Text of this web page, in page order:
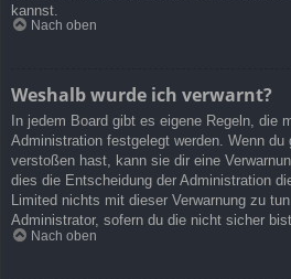
kannst.
Nach oben
Weshalb wurde ich verwarnt?
In jedem Board gibt es eigene Regeln, die
Administration festgelegt werden. Wenn du
verstoßen hast, kann sie dir eine
dies die Entscheidung der Administration
Limited nichts mit dieser Verwarnung zu
Administrator, sofern du die nicht sicher
Nach oben